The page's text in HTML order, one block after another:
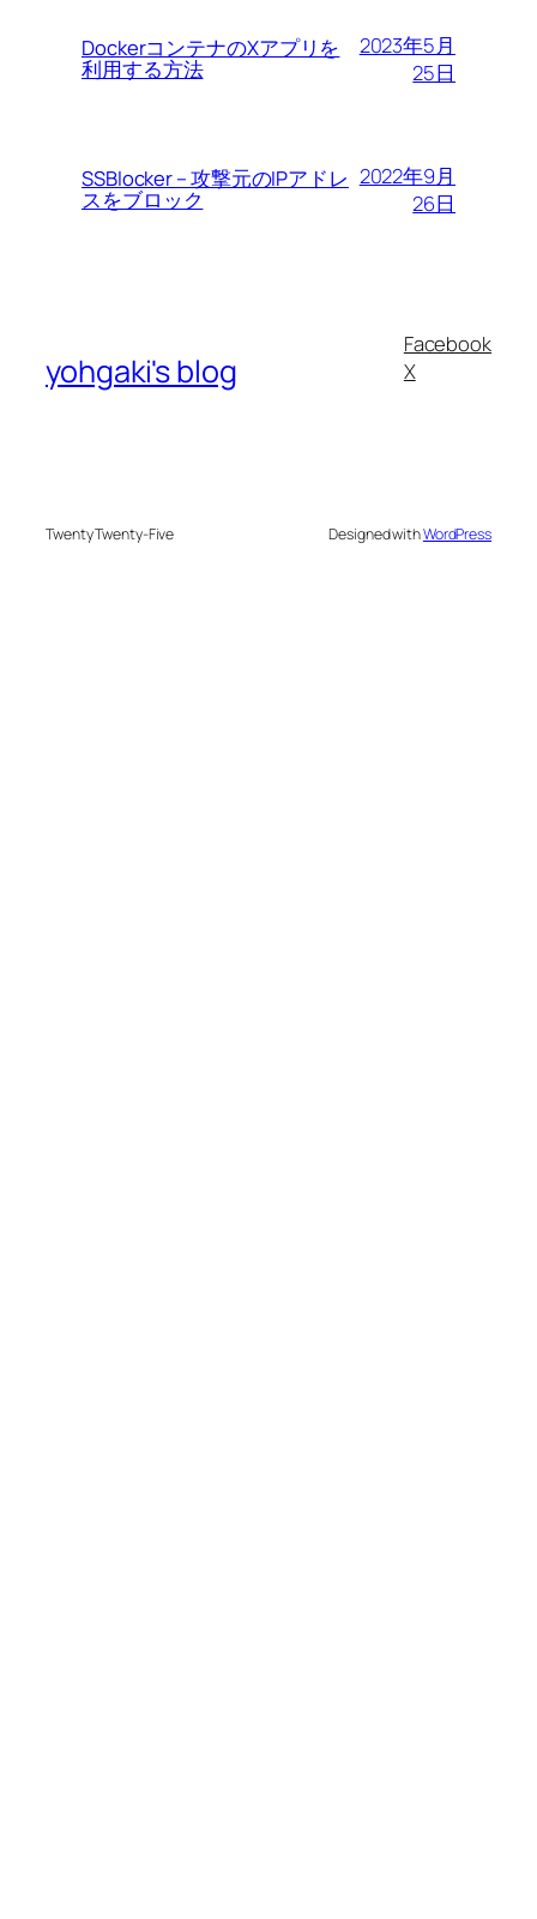
DockerコンテナのXアプリを
利用する方法
2023年5月
25日
SSBlocker – 攻撃元のIPアドレ
スをブロック
2022年9月
26日
yohgaki's blog
Facebook
X
Twenty Twenty-Five Designed withWordPress